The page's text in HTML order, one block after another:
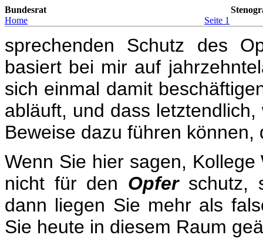
Bundesrat
Home
Seite 1
sprechenden Schutz des
basiert bei mir auf
sich einmal damit
abläuft, und dass
Beweise dazu führen
Wenn Sie hier sagen,
nicht für den Opfer schutz,
dann liegen Sie mehr als
Sie heute in diesem Raum